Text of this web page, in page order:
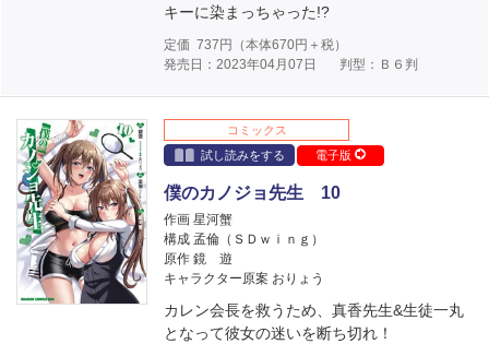
キーに染まっちゃった!?
定価 737 円（本体670円＋税）
発売日：2023年04月07日
判型：Ｂ６判
コミックス
試し読みをする
電子版
僕のカノジョ先生 10
作画 星河蟹
構成 孟倫（ＳＤｗｉｎｇ）
原作 鏡 遊
キャラクター原案 おりょう
カレン会長を救うため、真香先生&生徒一丸
となって彼女の迷いを断ち切れ！